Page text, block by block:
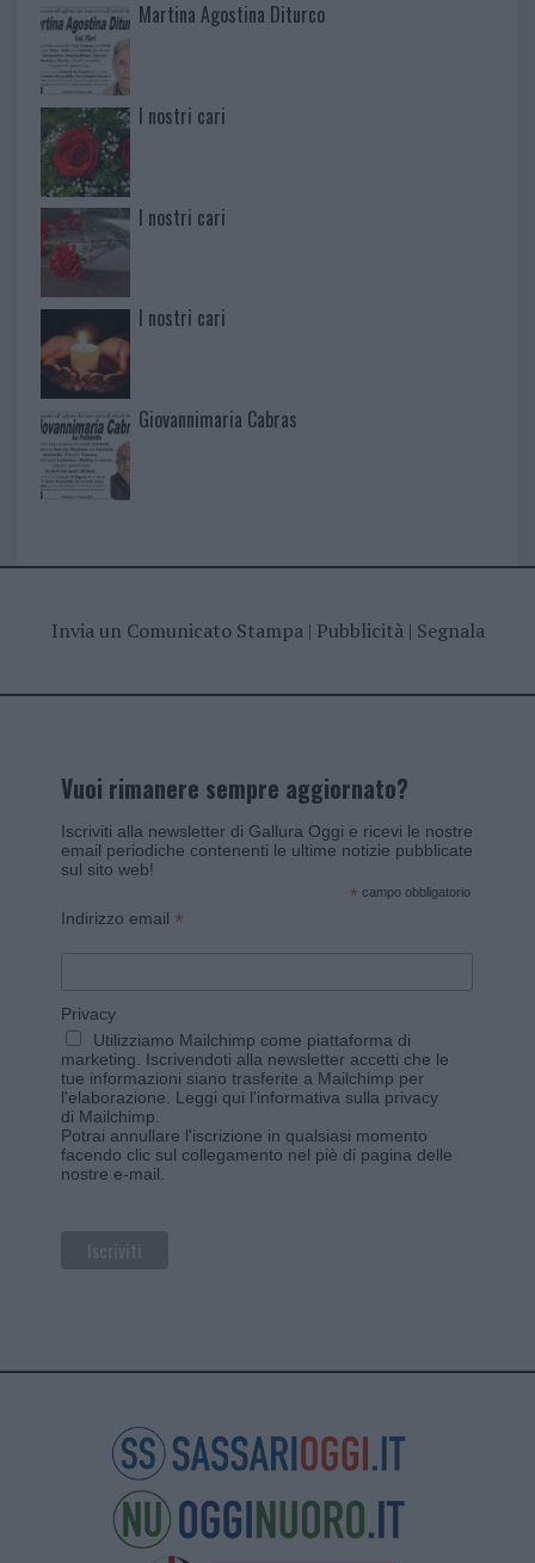
Martina Agostina Diturco
I nostri cari
I nostri cari
I nostri cari
Giovannimaria Cabras
Invia un Comunicato Stampa| Pubblicità| Segnala
Vuoi rimanere sempre aggiornato?
Iscriviti alla newsletter di Gallura Oggi e ricevi le nostre
email periodiche contenenti le ultime notizie pubblicate
sul sito web!
* campo obbligatorio
Indirizzo email *
Privacy
Utilizziamo Mailchimp come piattaforma di
marketing. Iscrivendoti alla newsletter accetti che le
tue informazioni siano trasferite a Mailchimp per
l'elaborazione. Leggi qui l'informativa sulla privacy
di Mailchimp
Potrai annullare l'iscrizione in qualsiasi momento
facendo clic sul collegamento nel piè di pagina delle
nostre e-mail.